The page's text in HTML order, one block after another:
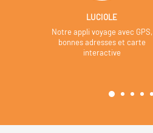
LUCIOLE
Notre appli voyage avec GPS,
bonnes adresses et carte
interactive